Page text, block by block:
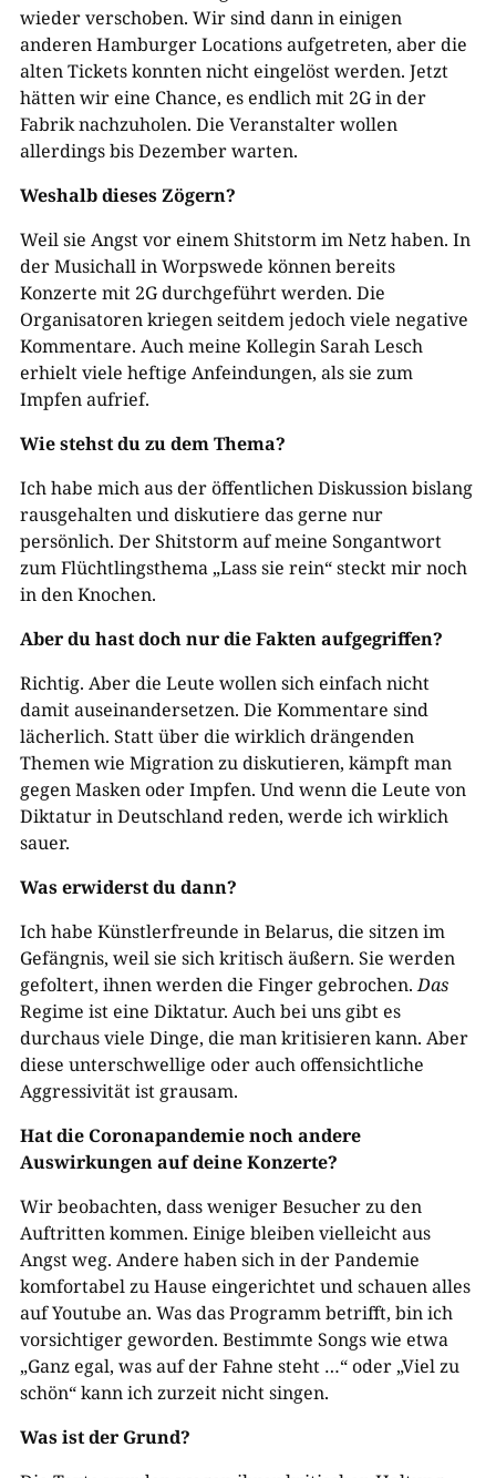
wieder verschoben. Wir sind dann in einigen
anderen Hamburger Locations aufgetreten, aber die
alten Tickets konnten nicht eingelöst werden. Jetzt
hätten wir eine Chance, es endlich mit 2G in der
Fabrik nachzuholen. Die Veranstalter wollen
allerdings bis Dezember warten.
Weshalb dieses Zögern?
Weil sie Angst vor einem Shitstorm im Netz haben. In
der Musichall in Worpswede können bereits
Konzerte mit 2G durchgeführt werden. Die
Organisatoren kriegen seitdem jedoch viele negative
Kommentare. Auch meine Kollegin Sarah Lesch
erhielt viele heftige Anfeindungen, als sie zum
Impfen aufrief.
Wie stehst du zu dem Thema?
Ich habe mich aus der öffentlichen Diskussion bislang
rausgehalten und diskutiere das gerne nur
persönlich. Der Shitstorm auf meine Songantwort
zum Flüchtlingsthema „Lass sie rein“ steckt mir noch
in den Knochen.
Aber du hast doch nur die Fakten aufgegriffen?
Richtig. Aber die Leute wollen sich einfach nicht
damit auseinandersetzen. Die Kommentare sind
lächerlich. Statt über die wirklich drängenden
Themen wie Migration zu diskutieren, kämpft man
gegen Masken oder Impfen. Und wenn die Leute von
Diktatur in Deutschland reden, werde ich wirklich
sauer.
Was erwiderst du dann?
Ich habe Künstlerfreunde in Belarus, die sitzen im
Gefängnis, weil sie sich kritisch äußern. Sie werden
gefoltert, ihnen werden die Finger gebrochen.Das
Regime ist eine Diktatur. Auch bei uns gibt es
durchaus viele Dinge, die man kritisieren kann. Aber
diese unterschwellige oder auch offensichtliche
Aggressivität ist grausam.
Hat die Coronapandemie noch andere
Auswirkungen auf deine Konzerte?
Wir beobachten, dass weniger Besucher zu den
Auftritten kommen. Einige bleiben vielleicht aus
Angst weg. Andere haben sich in der Pandemie
komfortabel zu Hause eingerichtet und schauen alles
auf Youtube an. Was das Programm betrifft, bin ich
vorsichtiger geworden. Bestimmte Songs wie etwa
„Ganz egal, was auf der Fahne steht …“ oder „Viel zu
schön“ kann ich zurzeit nicht singen.
Was ist der Grund?